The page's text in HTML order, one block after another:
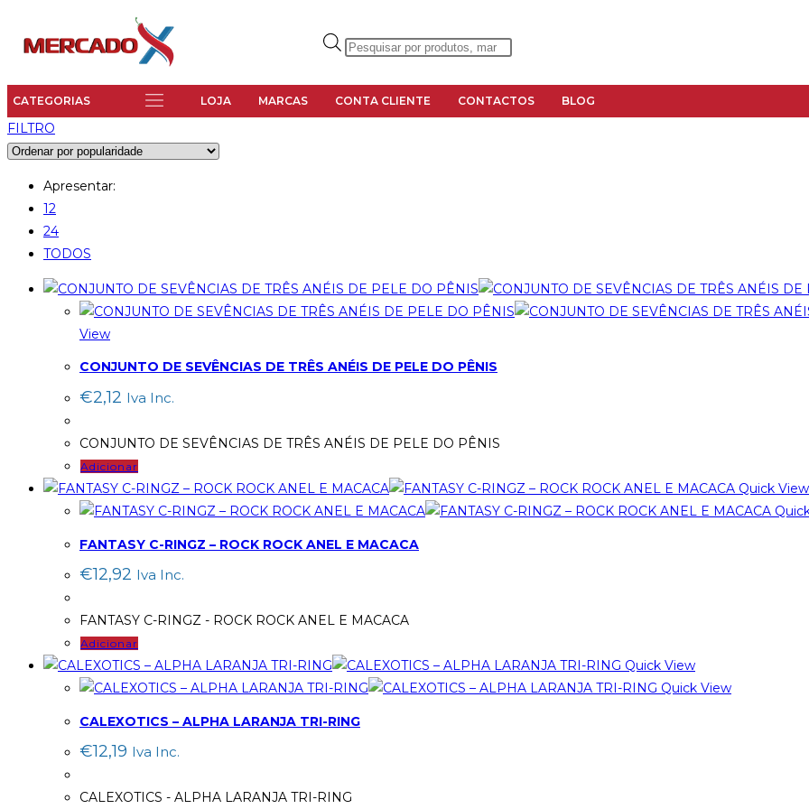
LOJA MARCAS CONTA CLIENTE CONTACTOS BLOG
FILTRO
Apresentar:
12
24
TODOS
View
CONJUNTO DE SEVÊNCIAS DE TRÊS ANÉIS DE PELE DO PÊNIS
€2,12 Iva Inc.
CONJUNTO DE SEVÊNCIAS DE TRÊS ANÉIS DE PELE DO PÊNIS
Adicionar
Quick View
FANTASY C-RINGZ – ROCK ROCK ANEL E MACACA
€12,92 Iva Inc.
FANTASY C-RINGZ - ROCK ROCK ANEL E MACACA
Adicionar
Quick View
Quick View
CALEXOTICS – ALPHA LARANJA TRI-RING
€12,19 Iva Inc.
CALEXOTICS - ALPHA LARANJA TRI-RING